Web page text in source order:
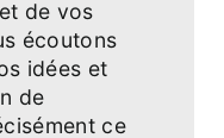
de vos
écoutons
idées et
de
ce